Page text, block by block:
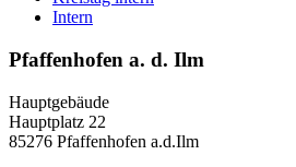
Intern
Pfaffenhofen a. d. Ilm
Hauptgebäude
Hauptplatz 22
85276 Pfaffenhofen a.d.Ilm